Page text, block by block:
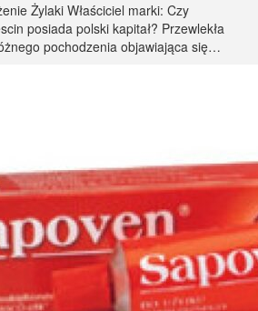
Żylaki Właściciel marki: Czy
posiada polski kapitał? Przewlekła
pochodzenia objawiająca się…